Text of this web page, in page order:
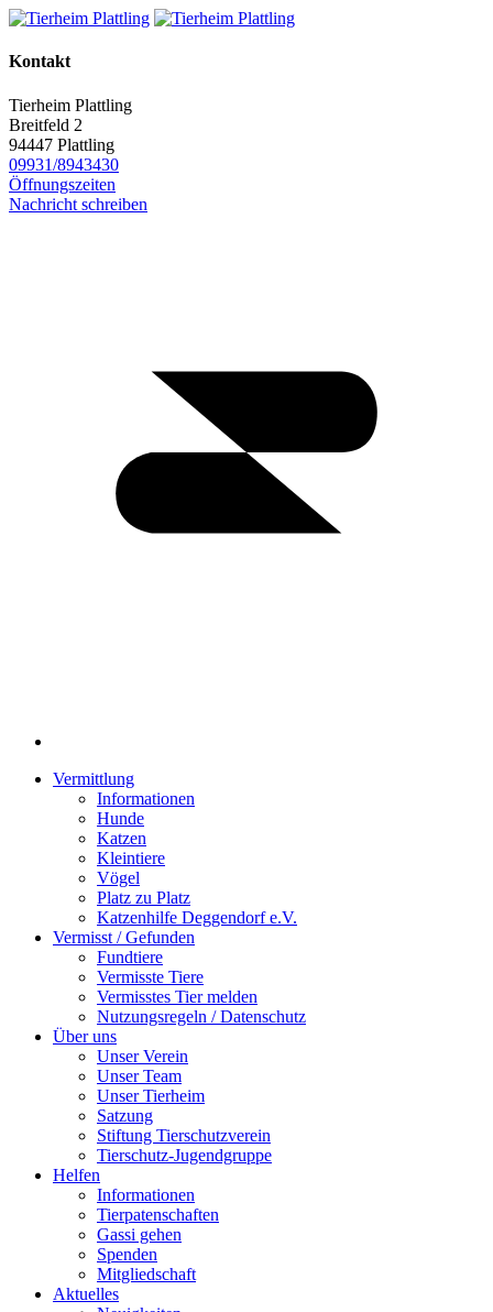
Kontakt
Tierheim Plattling
Breitfeld 2
94447 Plattling
09931/8943430
Öffnungszeiten
Nachricht schreiben
Vermittlung
Informationen
Hunde
Katzen
Kleintiere
Vögel
Platz zu Platz
Katzenhilfe Deggendorf e.V.
Vermisst / Gefunden
Fundtiere
Vermisste Tiere
Vermisstes Tier melden
Nutzungsregeln / Datenschutz
Über uns
Unser Verein
Unser Team
Unser Tierheim
Satzung
Stiftung Tierschutzverein
Tierschutz-Jugendgruppe
Helfen
Informationen
Tierpatenschaften
Gassi gehen
Spenden
Mitgliedschaft
Aktuelles